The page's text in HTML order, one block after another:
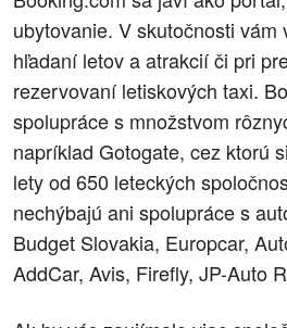
ubytovanie. V skutočnosti vám
hľadaní letov a atrakcií či pri
rezervovaní letiskových taxi.
spolupráce s množstvom
napríklad Gotogate, cez ktorú
lety od 650 leteckých
nechýbajú ani spolupráce s
Budget Slovakia, Europcar,
AddCar, Avis, Firefly, JP-Auto